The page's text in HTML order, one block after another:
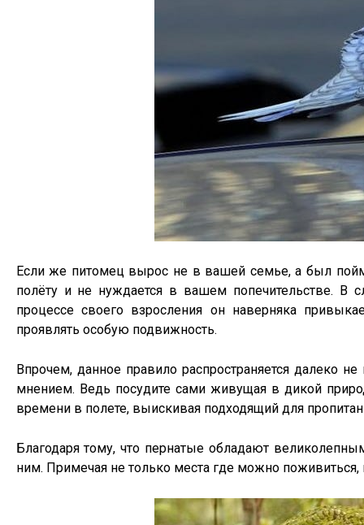
Если же питомец вырос не в вашей семье, а был
полёту и не нуждается в вашем попечительстве. В
процессе своего взросления он наверняка
проявлять особую подвижность.
Впрочем, данное правило распространяется далеко
мнением. Ведь посудите сами живущая в дикой
времени в полете, выискивая подходящий для
Благодаря тому, что пернатые обладают
ним. Примечая не только места где можно поживиться,